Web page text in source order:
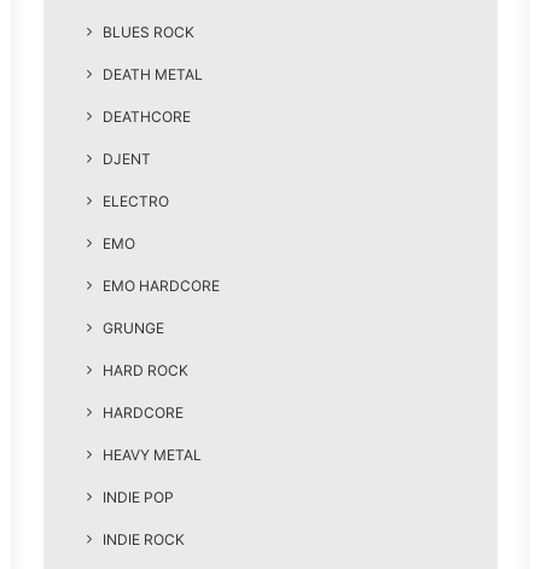
BLUES ROCK
DEATH METAL
DEATHCORE
DJENT
ELECTRO
EMO
EMO HARDCORE
GRUNGE
HARD ROCK
HARDCORE
HEAVY METAL
INDIE POP
INDIE ROCK